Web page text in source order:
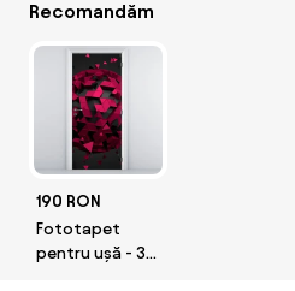
Recomandăm
190 RON
Fototapet
pentru ușă - 3D